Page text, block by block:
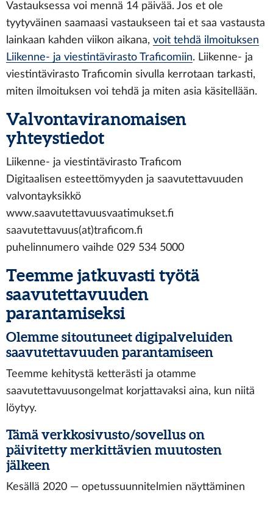
Vastauksessa voi mennä 14 päivää. Jos et ole
tyytyväinen saamaasi vastaukseen tai et saa vastausta
lainkaan kahden viikon aikana, voit tehdä ilmoituksen
Liikenne- ja viestintävirasto Traficomiin. Liikenne- ja
viestintävirasto Traficomin sivulla kerrotaan tarkasti,
miten ilmoituksen voi tehdä ja miten asia käsitellään.
Valvontaviranomaisen
yhteystiedot
Liikenne- ja viestintävirasto Traficom
Digitaalisen esteettömyyden ja saavutettavuuden
valvontayksikkö
www.saavutettavuusvaatimukset.fi
saavutettavuus(at)traficom.fi
puhelinnumero vaihde 029 534 5000
Teemme jatkuvasti työtä
saavutettavuuden
parantamiseksi
Olemme sitoutuneet digipalveluiden
saavutettavuuden parantamiseen
Teemme kehitystä ketterästi ja otamme
saavutettavuusongelmat korjattavaksi aina, kun niitä
löytyy.
Tämä verkkosivusto/sovellus on
päivitetty merkittävien muutosten
jälkeen
Kesällä 2020 — opetussuunnitelmien näyttäminen